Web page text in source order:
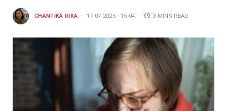
CHANTIKA RIKA 17-07-2025 - 15.04 3 MINS READ